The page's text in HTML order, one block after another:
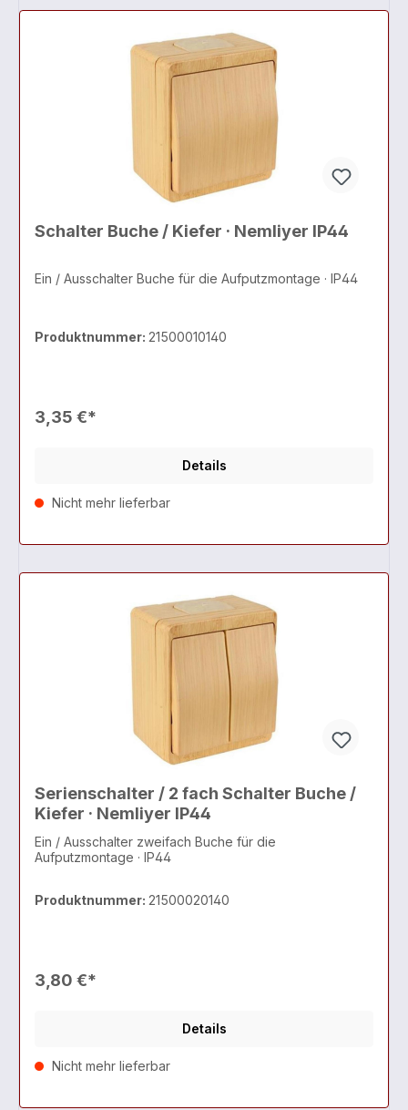
Schalter Buche / Kiefer · Nemliyer IP44
Ein / Ausschalter Buche für die Aufputzmontage · IP44
Produktnummer: 21500010140
3,35 €*
Details
Nicht mehr lieferbar
Serienschalter / 2 fach Schalter Buche /
Kiefer · Nemliyer IP44
Ein / Ausschalter zweifach Buche für die
Aufputzmontage · IP44
Produktnummer: 21500020140
3,80 €*
Details
Nicht mehr lieferbar